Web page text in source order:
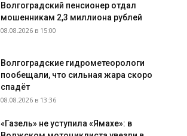
Волгоградский пенсионер отдал
мошенникам 2,3 миллиона рублей
08.08.2026 в 15:00
Волгоградские гидрометеорологи
пообещали, что сильная жара скоро
спадёт
08.08.2026 в 13:36
«Газель» не уступила «Ямахе»: в